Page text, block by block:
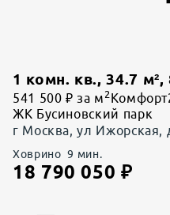
1 комн. кв., 34.7 м²,
541 500 ₽ за м 2 Комфорт
ЖК Бусиновский парк
г Москва, ул Ижорская,
Ховрино 9 мин.
18 790 050 ₽